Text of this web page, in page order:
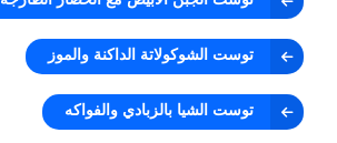
توست الشوكولاتة الداكنة والموز
توست الشيا بالزبادي والفواكه